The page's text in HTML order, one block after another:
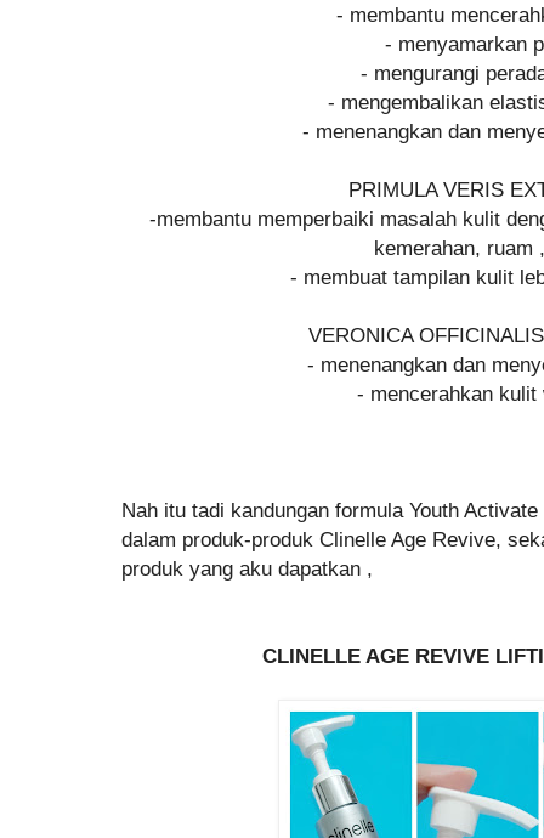
- membantu
- menyamarkan
- mengurangi
- mengembalikan
- menenangkan dan
PRIMULA VERIS
-membantu memperbaiki masalah kulit
kemerahan, ruam
- membuat tampilan kulit
VERONICA
- menenangkan dan
- mencerahkan
Nah itu tadi kandungan formula Youth
dalam produk-produk Clinelle Age Revive,
produk yang aku dapatkan ,
CLINELLE AGE REVIVE